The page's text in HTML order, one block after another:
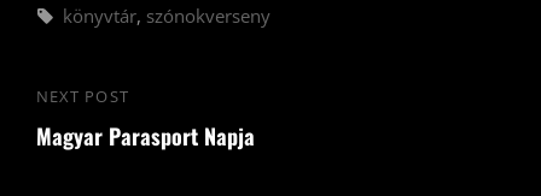
Tags,
könyvtár, szónokverseny
Bejegyzés
navigáció
Next
Post
NEXT POST
Magyar Parasport Napja